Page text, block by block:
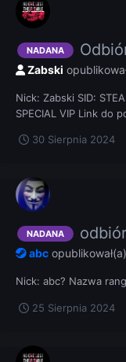
NADANA
Zabski
Nick: Zabski SID:
SPECIAL VIP Link do
30 Sierpnia 2024
NADANA
abc
Nick: abc? Nazwa
25 Sierpnia 2024